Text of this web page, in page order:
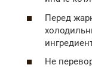
Перед
Не